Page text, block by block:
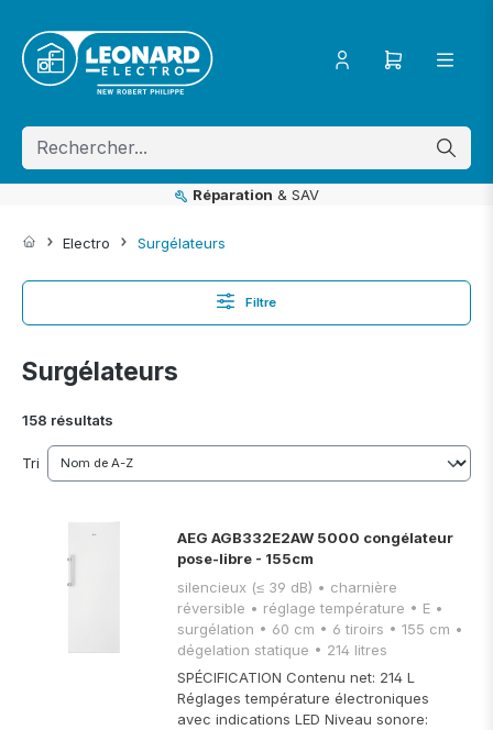
Réparation & SAV
Electro Surgélateurs
Filtre
Surgélateurs
158 résultats
Tri
AEG AGB332E2AW 5000 congélateur
pose-libre - 155cm
silencieux (≤ 39 dB) • charnière
réversible • réglage température • E •
surgélation • 60 cm • 6 tiroirs • 155 cm •
dégelation statique • 214 litres
SPÉCIFICATION Contenu net: 214 L
Réglages température électroniques
avec indications LED Niveau sonore: